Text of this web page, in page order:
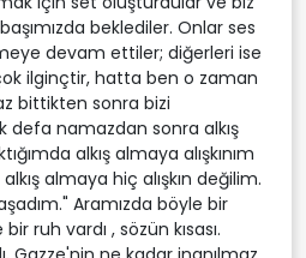
beklediler. Onlar ses
devam ettiler; diğerleri ise
ilginçtir, hatta ben o zaman
bittikten sonra bizi
defa namazdan sonra alkış
alkış almaya alışkınım
almaya hiç alışkın değilim.
Aramızda böyle bir
ruh vardı , sözün kısası.